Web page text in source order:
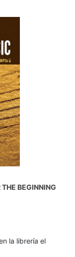
BEGINNING
la librería el